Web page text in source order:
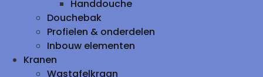
Handdouche
Douchebak
Profielen & onderdelen
Inbouw elementen
Kranen
Wastafelkraan